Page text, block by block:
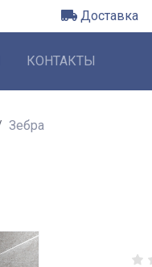
Доставка
КОНТАКТЫ
Зебра